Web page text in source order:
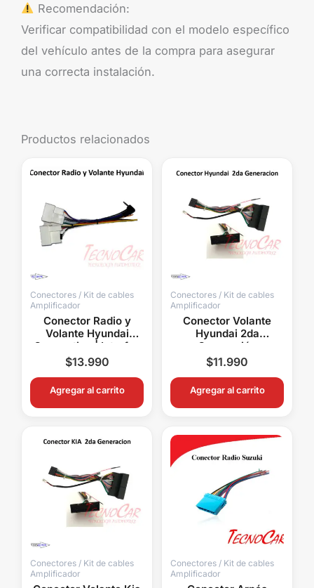
Recomendación:
Verificar compatibilidad con el modelo específico
del vehículo antes de la compra para asegurar
una correcta instalación.
Productos relacionados
Conectores / Kit de cables
Amplificador
Conector Radio y
Volante Hyundai
Connection | Interfaz
Mandos al Volante
$13.990
Agregar al carrito
Conectores / Kit de cables
Amplificador
Conector Volante
Hyundai 2da
Generación
Connection | Radio
Android Mandos
Volante USB Antena
$11.990
Agregar al carrito
Conectores / Kit de cables
Amplificador
Conectores / Kit de cables
Amplificador